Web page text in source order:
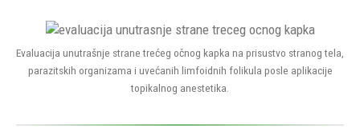
Evaluacija unutrašnje strane trećeg očnog kapka na prisustvo stranog tela,
parazitskih organizama i uvećanih limfoidnih folikula posle aplikacije
topikalnog anestetika.